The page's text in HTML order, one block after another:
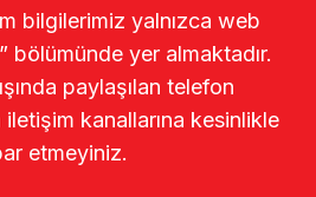
bilgilerimiz yalnızca web
bölümünde yer almaktadır.
paylaşılan telefon
iletişim kanallarına kesinlikle
etmeyiniz.